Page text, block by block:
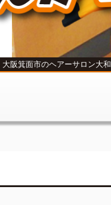
大阪箕面市のヘアーサロン大和